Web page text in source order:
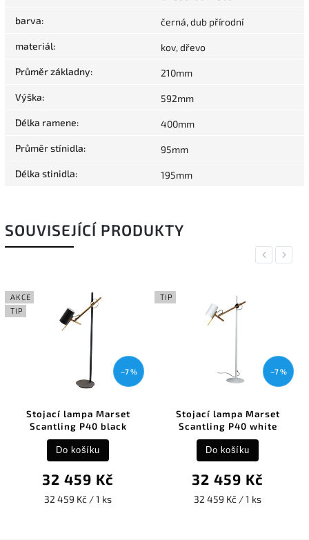
barva: černá, dub přírodní
materiál: kov, dřevo
Průměr základny: 210mm
Výška: 592mm
Délka ramene: 400mm
Průměr stínidla: 95mm
Délka stinidla: 195mm
SOUVISEJÍCÍ PRODUKTY
Previous
AKCE
TIP
–7 %
Stojací lampa Marset
Scantling P40 black
32 459 Kč
32 459 Kč / 1 ks
Do košíku
TIP
–7 %
Stojací lampa Marset
Scantling P40 white
32 459 Kč
32 459 Kč / 1 ks
Do košíku
Next